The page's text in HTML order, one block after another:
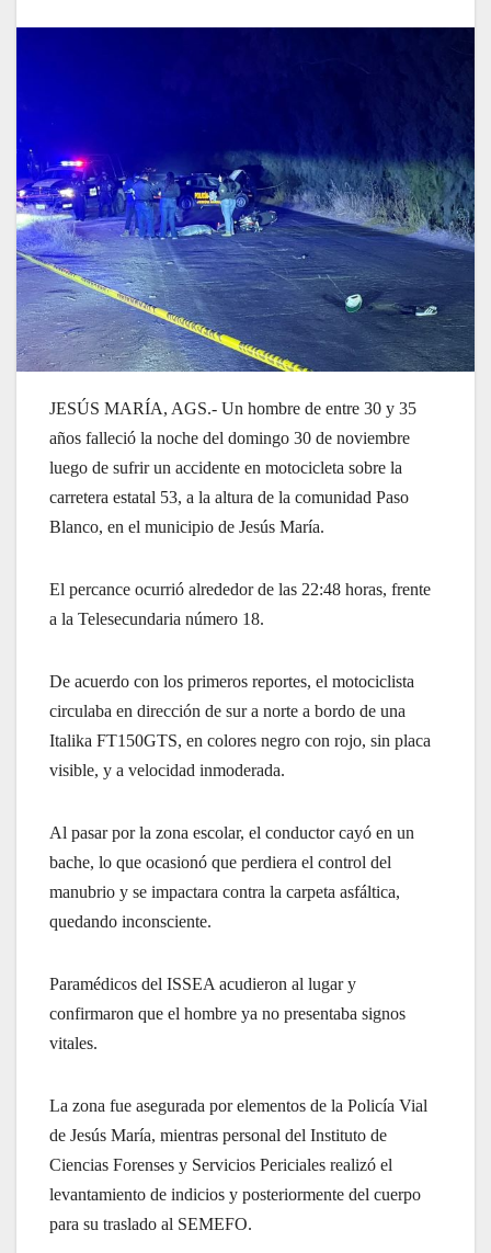
JESÚS MARÍA, AGS.- Un hombre de entre 30 y 35
años falleció la noche del domingo 30 de noviembre
luego de sufrir un accidente en motocicleta sobre la
carretera estatal 53, a la altura de la comunidad Paso
Blanco, en el municipio de Jesús María.
El percance ocurrió alrededor de las 22:48 horas, frente
a la Telesecundaria número 18.
De acuerdo con los primeros reportes, el motociclista
circulaba en dirección de sur a norte a bordo de una
Italika FT150GTS, en colores negro con rojo, sin placa
visible, y a velocidad inmoderada.
Al pasar por la zona escolar, el conductor cayó en un
bache, lo que ocasionó que perdiera el control del
manubrio y se impactara contra la carpeta asfáltica,
quedando inconsciente.
Paramédicos del ISSEA acudieron al lugar y
confirmaron que el hombre ya no presentaba signos
vitales.
La zona fue asegurada por elementos de la Policía Vial
de Jesús María, mientras personal del Instituto de
Ciencias Forenses y Servicios Periciales realizó el
levantamiento de indicios y posteriormente del cuerpo
para su traslado al SEMEFO.